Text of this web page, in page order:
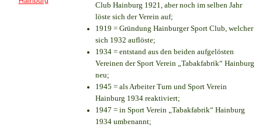
Club Hainburg 1921, aber noch im selben Jahr
löste sich der Verein auf;
1919 = Gründung Hainburger Sport Club, welcher
sich 1932 auflöste;
1934 = entstand aus den beiden aufgelösten
Vereinen der Sport Verein „Tabakfabrik“ Hainburg
neu;
1945 = als Arbeiter Turn und Sport Verein
Hainburg 1934 reaktiviert;
1947 = in Sport Verein „Tabakfabrik“ Hainburg
1934 umbenannt;